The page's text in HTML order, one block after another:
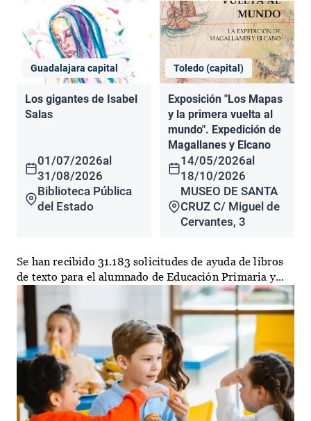
Guadalajara capital
Los gigantes de Isabel
Salas
01/07/2026al
31/08/2026
Biblioteca Pública
del Estado
Toledo (capital)
Exposición "Los Mapas
y la primera vuelta al
mundo". Expedición de
Magallanes y Elcano
14/05/2026al
18/10/2026
MUSEO DE SANTA
CRUZ C/ Miguel de
Cervantes, 3
Se han recibido 31.183 solicitudes de ayuda de libros
de texto para el alumnado de Educación Primaria y...